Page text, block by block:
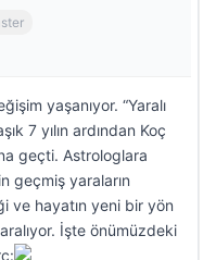
yaşanıyor. “Yaralı
7 yılın ardından Koç
geçti. Astrologlara
geçmiş yaraların
ve hayatın yeni bir yön
İşte önümüzdeki